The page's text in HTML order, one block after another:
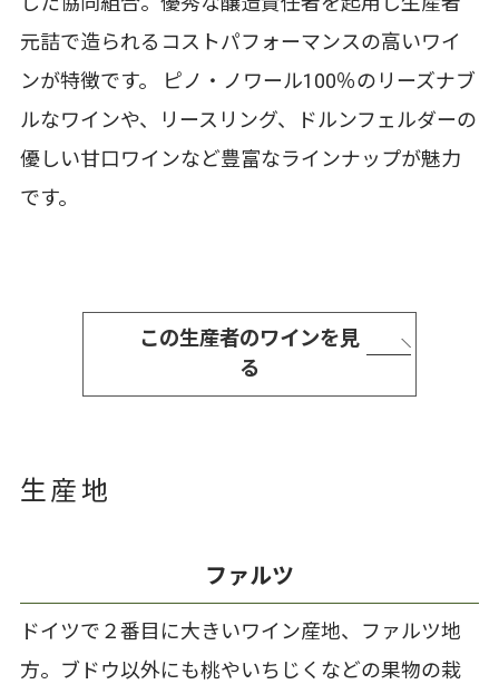
元詰で造られるコストパフォーマンスの高いワイ
ンが特徴です。 ピノ・ノワール100％のリーズナブ
ルなワインや、リースリング、ドルンフェルダーの
優しい甘口ワインなど豊富なラインナップが魅力
です。
この生産者のワインを見
る
生産地
ファルツ
ドイツで２番目に大きいワイン産地、ファルツ地
方。ブドウ以外にも桃やいちじくなどの果物の栽